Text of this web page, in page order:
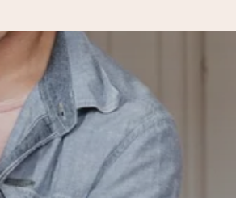
überreichen kannst, wenn es am meisten